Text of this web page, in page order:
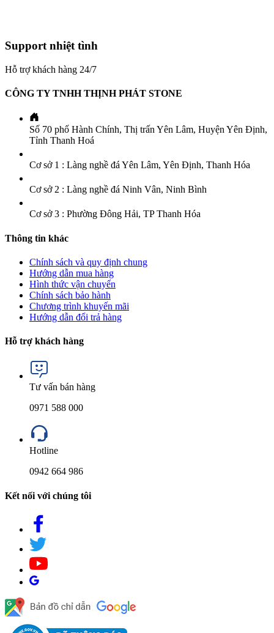
Support nhiệt tình
Hỗ trợ khách hàng 24/7
CÔNG TY TNHH THỊNH PHÁT STONE
Số 70 phố Hành Chính, Thị trấn Yên Lâm, Huyện Yên Định,
Tỉnh Thanh Hoá
Cơ sở 1 : Làng nghề đá Yên Lâm, Yên Định, Thanh Hóa
Cơ sở 2 : Làng nghề đá Ninh Vân, Ninh Bình
Cơ sở 3 : Phường Đông Hải, TP Thanh Hóa
Thông tin khác
Chính sách và quy định chung
Hướng dẫn mua hàng
Hình thức vận chuyển
Chính sách bảo hành
Chương trình khuyến mãi
Hướng dẫn đổi trả hàng
Hỗ trợ khách hàng
Tư vấn bán hàng
0971 588 000
Hotline
0942 664 986
Kết nối với chúng tôi